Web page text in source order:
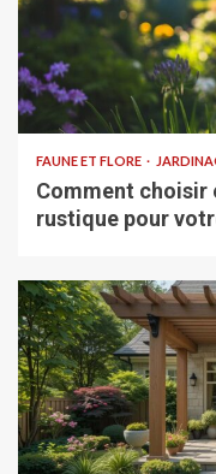
FAUNE ET FLORE
Comment choisir
rustique pour